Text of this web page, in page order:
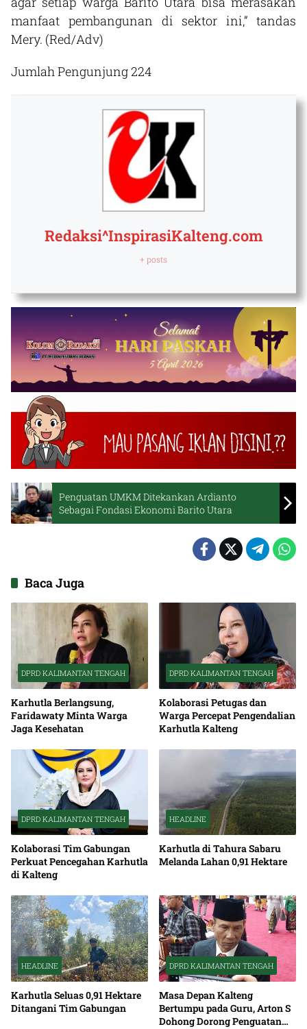
manfaat pembangunan di sektor ini,” tandas
Mery. (Red/Adv)
Jumlah Pengunjung224
Redaksi^InspirasiKalteng.com
+ posts
Penguatan UMKM Ditekankan Ardianto
Sebagai Fondasi Ekonomi Barito Utara
Baca Juga
DPRD KALIMANTAN TENGAH
Karhutla Berlangsung,
Faridawaty Minta Warga
Jaga Kesehatan
DPRD KALIMANTAN TENGAH
Kolaborasi Petugas dan
Warga Percepat Pengendalian
Karhutla Kalteng
DPRD KALIMANTAN TENGAH
Kolaborasi Tim Gabungan
Perkuat Pencegahan Karhutla
di Kalteng
HEADLINE
Karhutla di Tahura Sabaru
Melanda Lahan 0,91 Hektare
HEADLINE
Karhutla Seluas 0,91 Hektare
Ditangani Tim Gabungan
DPRD KALIMANTAN TENGAH
Masa Depan Kalteng
Bertumpu pada Guru, Arton S
Dohong Dorong Penguatan